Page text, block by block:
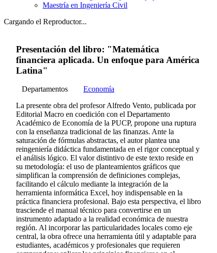
Maestría en Ingeniería Civil
Cargando el Reproductor...
Presentación del libro: "Matemática
financiera aplicada. Un enfoque para América
Latina"
Departamentos
Economía
La presente obra del profesor Alfredo Vento, publicada por
Editorial Macro en coedición con el Departamento
Académico de Economía de la PUCP, propone una ruptura
con la enseñanza tradicional de las finanzas. Ante la
saturación de fórmulas abstractas, el autor plantea una
reingeniería didáctica fundamentada en el rigor conceptual y
el análisis lógico. El valor distintivo de este texto reside en
su metodología: el uso de planteamientos gráficos que
simplifican la comprensión de definiciones complejas,
facilitando el cálculo mediante la integración de la
herramienta informática Excel, hoy indispensable en la
práctica financiera profesional. Bajo esta perspectiva, el libro
trasciende el manual técnico para convertirse en un
instrumento adaptado a la realidad económica de nuestra
región. Al incorporar las particularidades locales como eje
central, la obra ofrece una herramienta útil y adaptable para
estudiantes, académicos y profesionales que requieren